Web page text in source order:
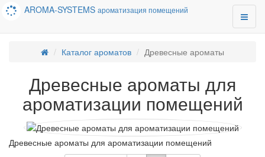
AROMA-SYSTEMS ароматизация помещений
Каталог ароматов Древесные ароматы
Древесные ароматы для
ароматизации помещений
Древесные ароматы для ароматизации помещений